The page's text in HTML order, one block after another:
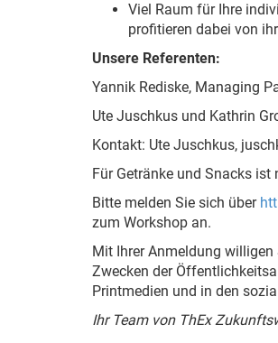
Viel Raum für Ihre
profitieren dabei von
Unsere Referenten:
Yannik Rediske, Managing
Ute Juschkus und Kathrin
Kontakt: Ute Juschkus,
Für Getränke und Snacks ist
Bitte melden Sie sich über
zum Workshop an.
Mit Ihrer Anmeldung
Zwecken der
Printmedien und in den
Ihr Team von ThEx